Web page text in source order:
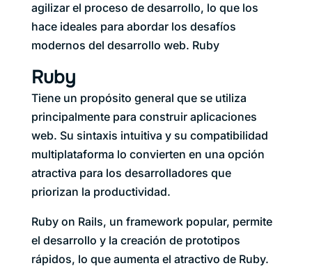
agilizar el proceso de desarrollo, lo que los
hace ideales para abordar los desafíos
modernos del desarrollo web. Ruby
Ruby
Tiene un propósito general que se utiliza
principalmente para construir aplicaciones
web. Su sintaxis intuitiva y su compatibilidad
multiplataforma lo convierten en una opción
atractiva para los desarrolladores que
priorizan la productividad.
Ruby on Rails, un framework popular, permite
el desarrollo y la creación de prototipos
rápidos, lo que aumenta el atractivo de Ruby.